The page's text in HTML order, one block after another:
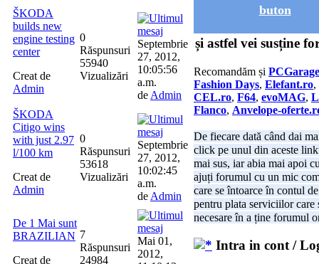
ŠKODA
builds new
engine testing
center
Creat de
Admin
0
Răspunsuri
55940
Vizualizări
Septembrie
27, 2012,
10:05:56
a.m.
de Admin
ŠKODA
Citigo wins
with just 2.97
l/100 km
Creat de
Admin
0
Răspunsuri
53618
Vizualizări
Septembrie
27, 2012,
10:02:45
a.m.
de Admin
De 1 Mai sunt
BRAZILIAN
Creat de
7
Răspunsuri
24984
Mai 01,
2012,
buton
și astfel vei susține
Recomandăm și PCGarage
Fashion Days, Elefant.ro,
CEL.ro, F64, evoMAG,
Flanco, Anvelope-
De fiecare dată când dai
click pe unul din aceste
mai sus, iar abia mai apoi
ajuți forumul cu un mic
care se întoarce în contul
pentru plata serviciilor care
necesare în a ține forumul
Intra in cont /